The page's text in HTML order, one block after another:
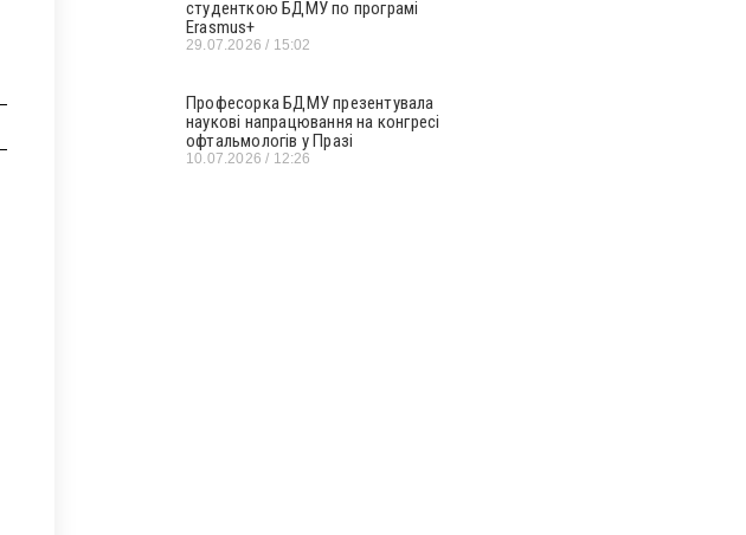
студенткою БДМУ по програмі
Erasmus+
29.07.2026 15:02
Професорка БДМУ презентувала
наукові напрацювання на конгресі
офтальмологів у Празі
10.07.2026 12:26